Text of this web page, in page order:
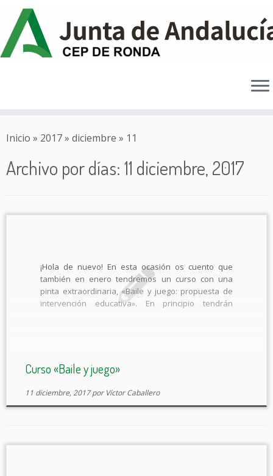
alInicio » 2017» diciembre » 11
Archivo por días: 11 diciembre, 2017
¡Hola de nuevo! En esta ocasión os cuento que
también en enero tendremos un curso con una
pinta extraordinaria, «Baile y juego: propuesta de
intervención educativa». En principio tendrán
Curso «Baile y juego»
11 diciembre, 2017 por Víctor Caballero